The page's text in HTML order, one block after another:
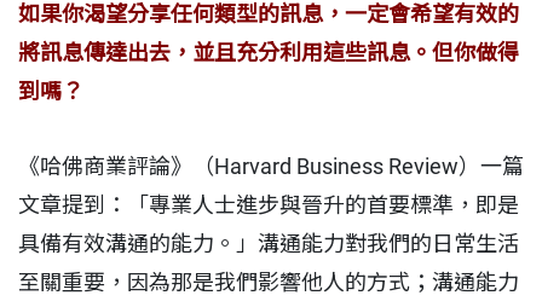
如果你渴望分享任何類型的訊息，一定會希望有效的
將訊息傳達出去，並且充分利用這些訊息。但你做得
到嗎？
《哈佛商業評論》（Harvard Business Review）一篇
文章提到：「專業人士進步與晉升的首要標準，即是
具備有效溝通的能力。」溝通能力對我們的日常生活
至關重要，因為那是我們影響他人的方式；溝通能力